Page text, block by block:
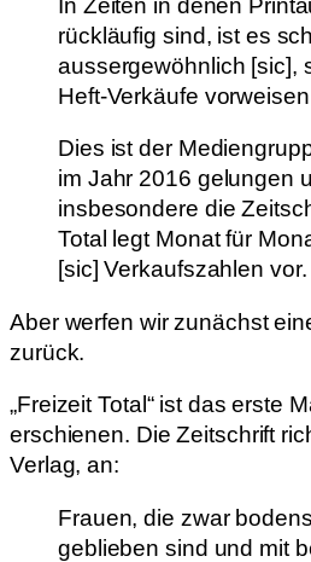
In Zeiten in denen
rückläufig sind, ist es
aussergewöhnlich [sic],
Heft-Verkäufe
Dies ist der
im Jahr 2016 gelungen
insbesondere die
Total legt Monat für
[sic] Verkaufszahlen vor.
Aber werfen wir zunächst
zurück.
„Freizeit Total“ ist das erste
erschienen. Die Zeitschrift
Verlag, an:
Frauen, die zwar
geblieben sind und mit